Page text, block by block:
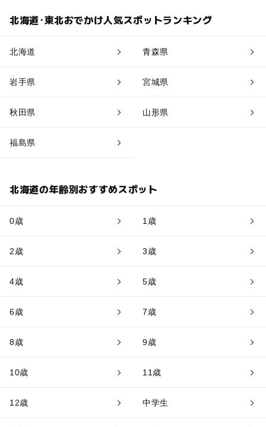
北海道･東北おでかけ人気スポットランキング
北海道 青森県
岩手県 宮城県
秋田県 山形県
福島県
北海道の年齢別おすすめスポット
0歳 1歳
2歳 3歳
4歳 5歳
6歳 7歳
8歳 9歳
10歳 11歳
12歳 中学生